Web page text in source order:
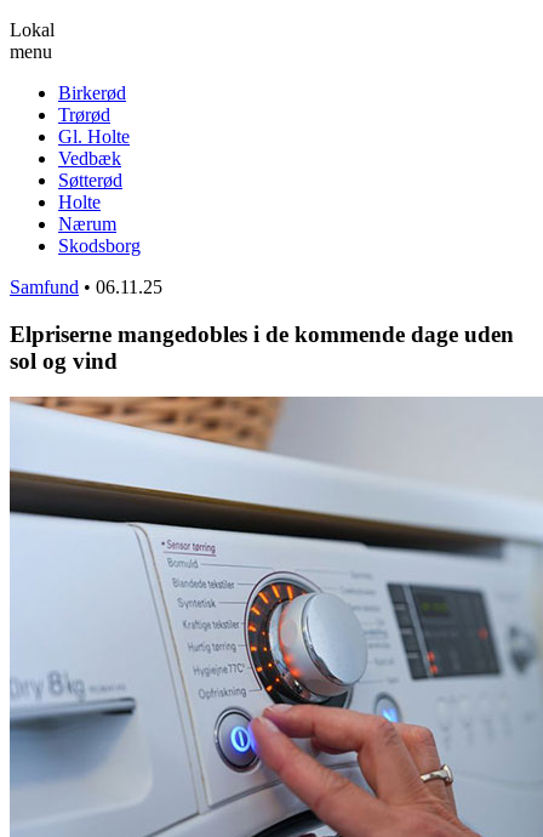
Lokal
menu
Birkerød
Trørød
Gl. Holte
Vedbæk
Søtterød
Holte
Nærum
Skodsborg
Samfund • 06.11.25
Elpriserne mangedobles i de kommende dage uden
sol og vind